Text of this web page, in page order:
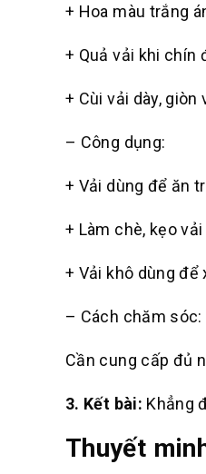
+ Hoa màu trắng
+ Quả vải khi chín
+ Cùi vải dày,
– Công dụng:
+ Vải dùng để ăn
+ Làm chè, kẹo
+ Vải khô dùng để
– Cách chăm sóc:
Cần cung cấp đủ
3. Kết bài: Khẳng
Thuyết